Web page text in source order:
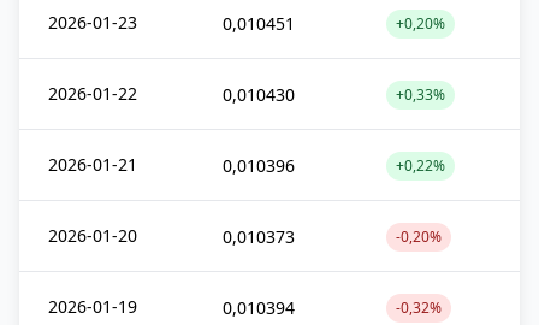
2026-01-23 0,010451 +0,20%
2026-01-22 0,010430 +0,33%
2026-01-21 0,010396 +0,22%
2026-01-20 0,010373 -0,20%
2026-01-19 0,010394 -0,32%